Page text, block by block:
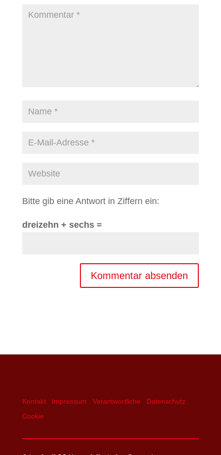
Bitte gib eine Antwort in Ziffern ein:
dreizehn + sechs =
Kontakt Impressum Verantwortliche
Datenschutz
Cookie